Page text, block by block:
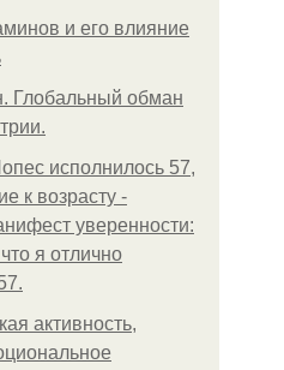
и его влияние
Глобальный обман
исполнилось 57,
к возрасту -
уверенности:
я отлично
активность,